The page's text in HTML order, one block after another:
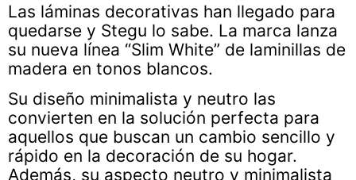
Las láminas decorativas han llegado para
quedarse y Stegu lo sabe. La marca lanza
su nueva línea “Slim White” de laminillas de
madera en tonos blancos.
Su diseño minimalista y neutro las
convierten en la solución perfecta para
aquellos que buscan un cambio sencillo y
rápido en la decoración de su hogar.
Además, su aspecto neutro y minimalista